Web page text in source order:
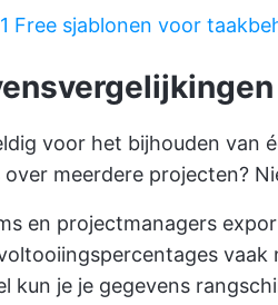
Free sjablonen voor
voor het bijhouden van
meerdere projecten?
en projectmanagers
vaak
kun je je gegevens